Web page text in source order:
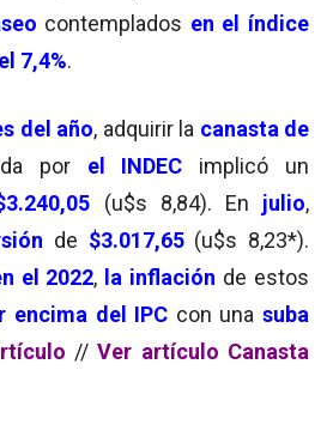
contemplados en el índice
7,4%.
del año, adquirir la canasta de
por el INDEC implicó un
(u$s 8,84). En julio,
de $3.017,65(u$s 8,23*).
el 2022, la inflación de estos
encima del IPC con una suba
//Ver artículo Canasta